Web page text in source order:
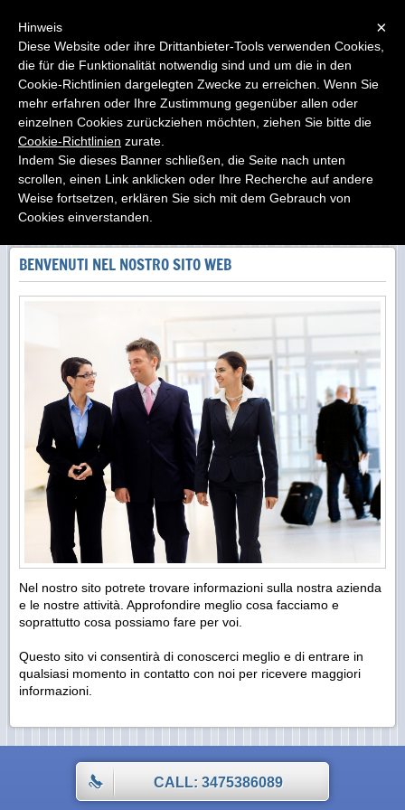
elettroimpianti di A. Sessa
progettazione ed installazione impianti elettrici ed
elettronici
BENVENUTI NEL NOSTRO SITO WEB
Nel nostro sito potrete trovare informazioni sulla nostra azienda
e le nostre attività. Approfondire meglio cosa facciamo e
soprattutto cosa possiamo fare per voi.
Questo sito vi consentirà di conoscerci meglio e di entrare in
qualsiasi momento in contatto con noi per ricevere maggiori
informazioni.
CALL: 3475386089
×
Hinweis
Diese Website oder ihre Drittanbieter-Tools verwenden Cookies,
die für die Funktionalität notwendig sind und um die in den
Cookie-Richtlinien dargelegten Zwecke zu erreichen. Wenn Sie
mehr erfahren oder Ihre Zustimmung gegenüber allen oder
einzelnen Cookies zurückziehen möchten, ziehen Sie bitte die
Cookie-Richtlinien zurate.
Indem Sie dieses Banner schließen, die Seite nach unten
scrollen, einen Link anklicken oder Ihre Recherche auf andere
Weise fortsetzen, erklären Sie sich mit dem Gebrauch von
Cookies einverstanden.